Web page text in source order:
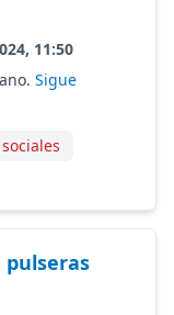
11:50
Sigue